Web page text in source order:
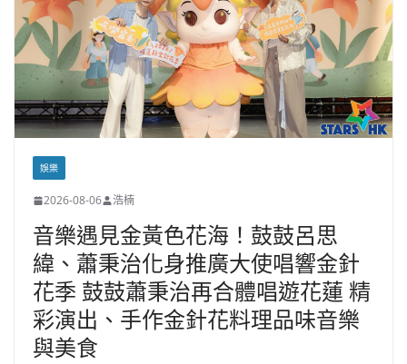
娛樂
2026-08-06 浩楠
音樂遇見金黃色花海！鼓鼓呂思
緯、蕭秉治化身推廣大使唱響金針
花季 鼓鼓蕭秉治再合體唱遊花蓮 精
彩演出、手作金針花料理品味音樂
與美食